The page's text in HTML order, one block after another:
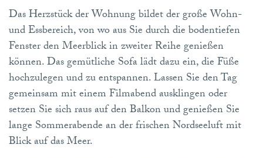
Das Herzstück der Wohnung bildet der große Wohn-
und Essbereich, von wo aus Sie durch die bodentiefen
Fenster den Meerblick in zweiter Reihe genießen
können. Das gemütliche Sofa lädt dazu ein, die Füße
hochzulegen und zu entspannen. Lassen Sie den Tag
gemeinsam mit einem Filmabend ausklingen oder
setzen Sie sich raus auf den Balkon und genießen Sie
lange Sommerabende an der frischen Nordseeluft mit
Blick auf das Meer.